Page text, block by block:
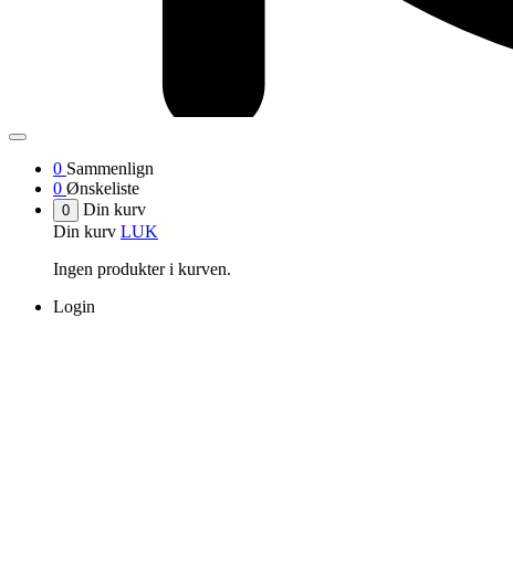
0 Sammenlign
0 Ønskeliste
0
Din kurv
Din kurv LUK
Ingen produkter i kurven.
Login